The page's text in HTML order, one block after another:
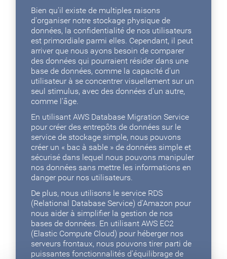
Bien qu'il existe de multiples raisons
d'organiser notre stockage physique de
données, la confidentialité de nos utilisateurs
est primordiale parmi elles. Cependant, il peut
arriver que nous ayons besoin de comparer
des données qui pourraient résider dans une
base de données, comme la capacité d'un
utilisateur à se concentrer visuellement sur un
seul stimulus, avec des données d'un autre,
comme l'âge.
En utilisant AWS Database Migration Service
pour créer des entrepôts de données sur le
service de stockage simple, nous pouvons
créer un « bac à sable » de données simple et
sécurisé dans lequel nous pouvons manipuler
nos données sans mettre les informations en
danger pour nos utilisateurs.
De plus, nous utilisons le service RDS
(Relational Database Service) d'Amazon pour
nous aider à simplifier la gestion de nos
bases de données. En utilisant AWS EC2
(Elastic Compute Cloud) pour héberger nos
serveurs frontaux, nous pouvons tirer parti de
puissantes fonctionnalités d'équilibrage de